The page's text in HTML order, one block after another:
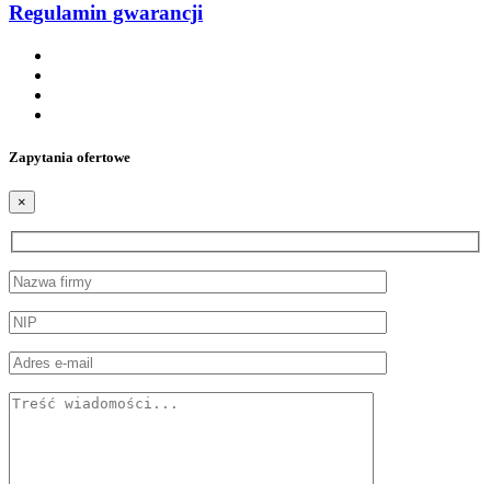
Regulamin gwarancji
Zapytania ofertowe
×